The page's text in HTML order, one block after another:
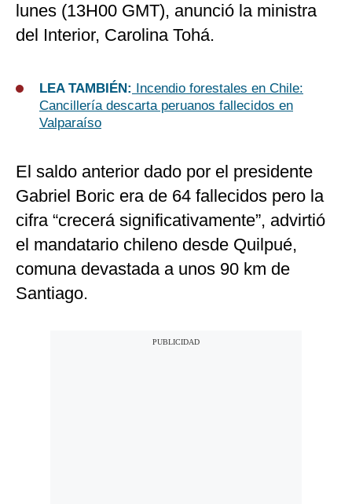
lunes (13H00 GMT), anunció la ministra
del Interior, Carolina Tohá.
LEA TAMBIÉN:
Incendio forestales en Chile:
Cancillería descarta peruanos fallecidos en
Valparaíso
El saldo anterior dado por el presidente
Gabriel Boric era de 64 fallecidos pero la
cifra “crecerá significativamente”, advirtió
el mandatario chileno desde Quilpué,
comuna devastada a unos 90 km de
Santiago.